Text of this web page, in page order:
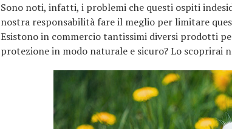
Sono noti, infatti, i problemi che questi ospiti
nostra responsabilità fare il meglio per limitare
Esistono in commercio tantissimi diversi prodotti
protezione in modo naturale e sicuro? Lo scoprirai